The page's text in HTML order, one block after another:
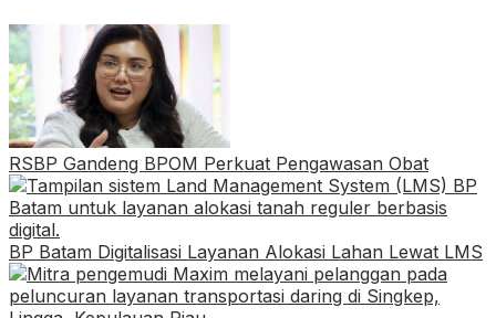
RSBP Gandeng BPOM Perkuat Pengawasan Obat
BP Batam Digitalisasi Layanan Alokasi Lahan Lewat LMS